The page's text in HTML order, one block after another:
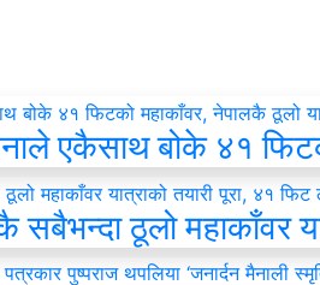
एकैसाथ बोके ४१
सबैभन्दा ठूलो महाकाँवर